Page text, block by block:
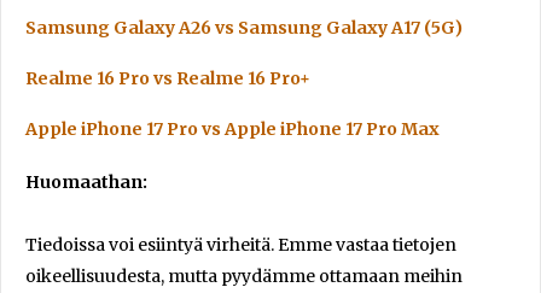
Samsung Galaxy A26 vs Samsung Galaxy A17 (5G)
Realme 16 Pro vs Realme 16 Pro+
Apple iPhone 17 Pro vs Apple iPhone 17 Pro Max
Huomaathan:
Tiedoissa voi esiintyä virheitä. Emme vastaa tietojen
oikeellisuudesta, mutta pyydämme ottamaan meihin